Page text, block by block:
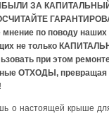
ЗА
по поводу наших
не только
при этом
ОТХОДЫ, превращая
о настоящей крыше